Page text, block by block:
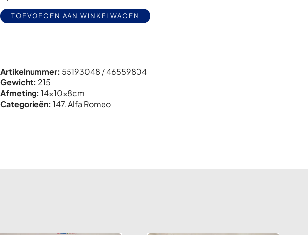
TOEVOEGEN AAN WINKELWAGEN
Artikelnummer: 55193048 / 46559804
Gewicht: 215
Afmeting: 14x10x8cm
Categorieën: 147,Alfa Romeo